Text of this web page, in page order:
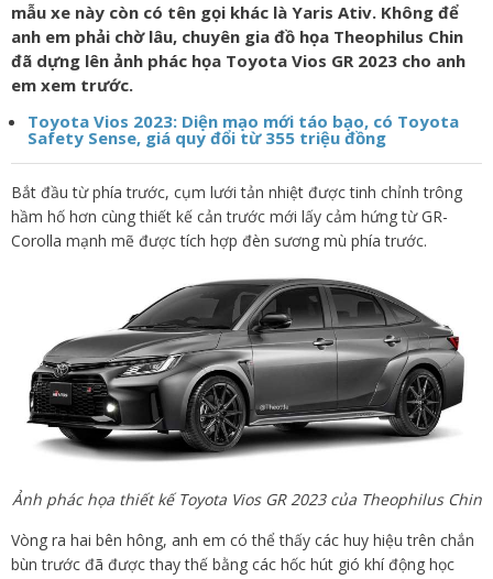
mẫu xe này còn có tên gọi khác là Yaris Ativ. Không để
anh em phải chờ lâu, chuyên gia đồ họa Theophilus Chin
đã dựng lên ảnh phác họa Toyota Vios GR 2023 cho anh
em xem trước.
Toyota Vios 2023: Diện mạo mới táo bạo, có Toyota
Safety Sense, giá quy đổi từ 355 triệu đồng
Bắt đầu từ phía trước, cụm lưới tản nhiệt được tinh chỉnh trông
hầm hố hơn cùng thiết kế cản trước mới lấy cảm hứng từ GR-
Corolla mạnh mẽ được tích hợp đèn sương mù phía trước.
Ảnh phác họa thiết kế Toyota Vios GR 2023 của Theophilus Chin
Vòng ra hai bên hông, anh em có thể thấy các huy hiệu trên chắn
bùn trước đã được thay thế bằng các hốc hút gió khí động học